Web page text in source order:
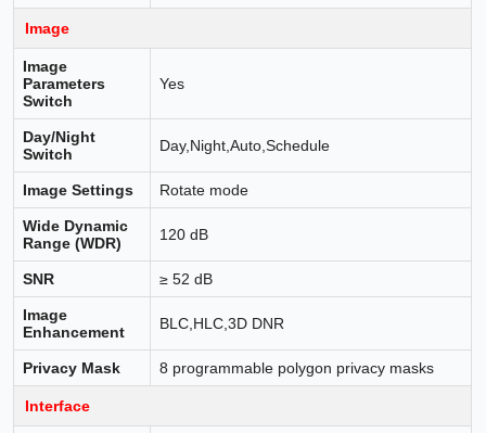
Image
Image
Parameters
Switch
Yes
Day/Night
Switch
Day,Night,Auto,Schedule
Image Settings Rotate mode
Wide Dynamic
Range (WDR)
120 dB
SNR ≥ 52 dB
Image
Enhancement
BLC,HLC,3D DNR
Privacy Mask 8 programmable polygon privacy masks
Interface